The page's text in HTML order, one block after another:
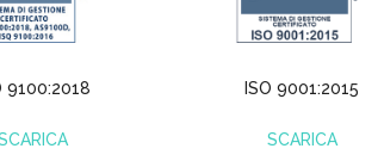
9100:2018 ISO 9001:2015
SCARICA